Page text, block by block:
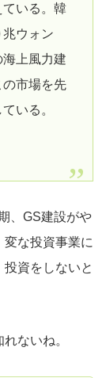
いる。韓
ウォン
海上風力建
市場を先
いる。
、GS建設がや
な投資事業に
資をしないと
ないね。